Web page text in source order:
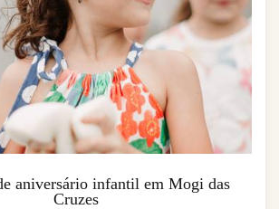
aniversário infantil em Mogi das
Cruzes